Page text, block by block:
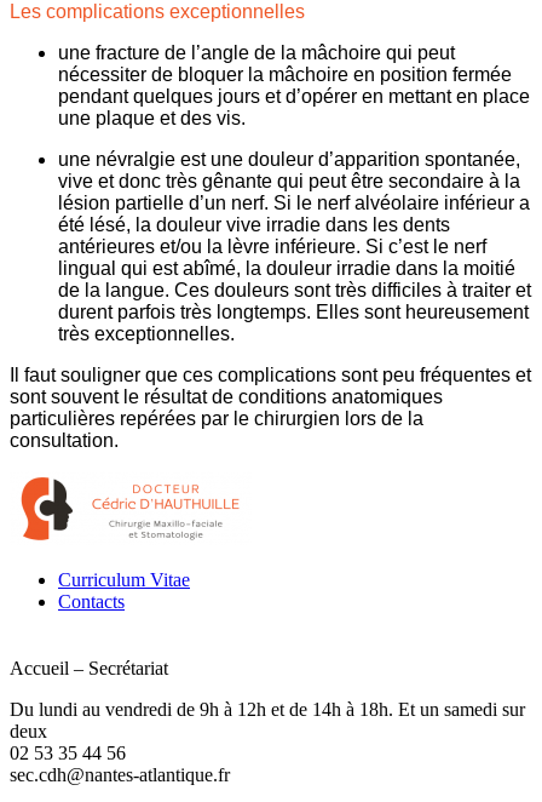
Les complications exceptionnelles
une fracture de l’angle de la mâchoire qui peut
nécessiter de bloquer la mâchoire en position fermée
pendant quelques jours et d’opérer en mettant en place
une plaque et des vis.
une névralgie est une douleur d’apparition spontanée,
vive et donc très gênante qui peut être secondaire à la
lésion partielle d’un nerf. Si le nerf alvéolaire inférieur a
été lésé, la douleur vive irradie dans les dents
antérieures et/ou la lèvre inférieure. Si c’est le nerf
lingual qui est abîmé, la douleur irradie dans la moitié
de la langue. Ces douleurs sont très difficiles à traiter et
durent parfois très longtemps. Elles sont heureusement
très exceptionnelles.
Il faut souligner que ces complications sont peu fréquentes et
sont souvent le résultat de conditions anatomiques
particulières repérées par le chirurgien lors de la
consultation.
Curriculum Vitae
Contacts
Accueil – Secrétariat
Du lundi au vendredi de 9h à 12h et de 14h à 18h. Et un samedi sur
deux
02 53 35 44 56
sec.cdh@nantes-atlantique.fr